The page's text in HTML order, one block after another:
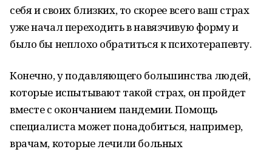
себя и своих близких, то скорее всего ваш страх
уже начал переходить в навязчивую форму и
было бы неплохо обратиться к психотерапевту.
Конечно, у подавляющего большинства людей,
которые испытывают такой страх, он пройдет
вместе с окончанием пандемии. Помощь
специалиста может понадобиться, например,
врачам, которые лечили больных